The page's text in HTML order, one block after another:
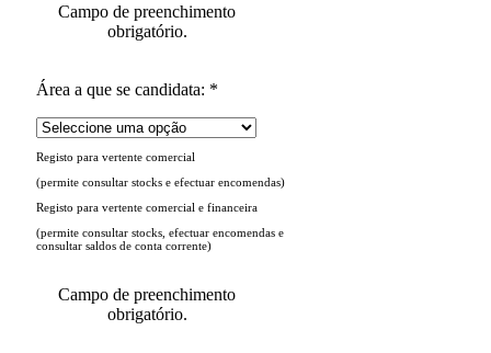
Campo de preenchimento
obrigatório.
Área a que se candidata: *
Registo para vertente comercial
(permite consultar stocks e efectuar encomendas)
Registo para vertente comercial e financeira
(permite consultar stocks, efectuar encomendas e
consultar saldos de conta corrente)
Campo de preenchimento
obrigatório.